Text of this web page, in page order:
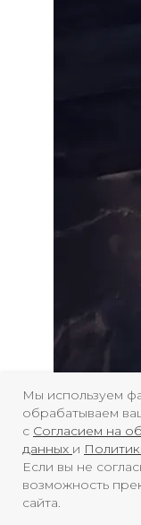
Мы используем
обрабатываем
с Согласием на
данных и
Если вы не
возможность
сайта.